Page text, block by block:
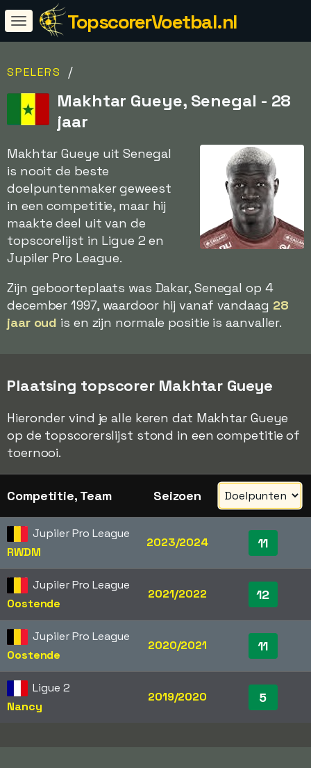
TopscorerVoetbal.nl
SPELERS /
Makhtar Gueye, Senegal - 28
jaar
Makhtar Gueye uit Senegal
is nooit de beste
doelpuntenmaker geweest
in een competitie, maar hij
maakte deel uit van de
topscorelijst in Ligue 2 en
Jupiler Pro League.
Zijn geboorteplaats was Dakar, Senegal op 4
december 1997, waardoor hij vanaf vandaag 28
jaar oud is en zijn normale positie is aanvaller.
Plaatsing topscorer Makhtar Gueye
Hieronder vind je alle keren dat Makhtar Gueye
op de topscorerslijst stond in een competitie of
toernooi.
Competitie, Team Seizoen
Jupiler Pro League
RWDM
2023/2024 11
Jupiler Pro League
Oostende
2021/2022 12
Jupiler Pro League
Oostende
2020/2021 11
Ligue 2
Nancy
2019/2020 5